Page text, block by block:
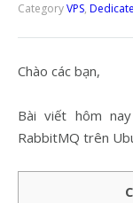
CategoryVPS,
Chào các bạn,
Bài viết hôm
RabbitMQ trên